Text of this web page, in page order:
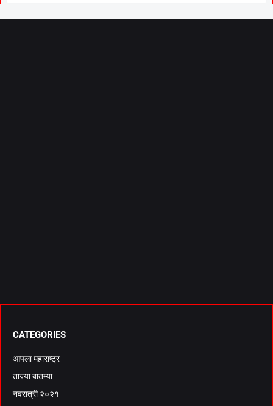
CATEGORIES
आपला महाराष्ट्र
ताज्या बातम्या
नवरात्री २०२१